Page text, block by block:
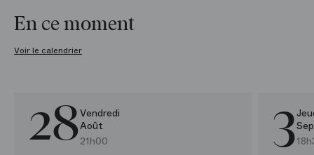
En ce moment
Voir le calendrier
Felix Mendelssohn /​ Gustav Mahler
Concert et Récital
28Vendredi
Août
21h00
Toï toï
3